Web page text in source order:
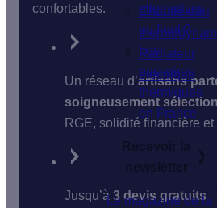
Chauffe-eau
Radiateur
électrique
alternatives
au fioul ?
Les
passoires
thermiques
en France
Le magazine de la
confortables.
Un réseau d’artisans
soigneusement
RGE, solidité financière
Jusqu’à 3 devis gratuits